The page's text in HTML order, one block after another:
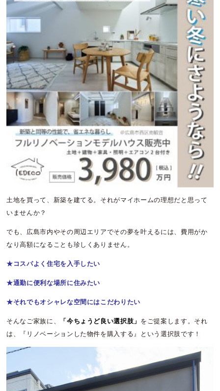
土地を買って、新築を建てる。それがマイホームの理想だと思って
いませんか？
でも、広島市内やその周辺エリアでその夢を叶えるには、費用がか
なり高額になることも珍しくありません。
★コスパよく住宅を入手したい
★通勤に便利な場所に住みたい
★それでもオシャレな空間にはこだわりたい
そんなご家族に、 「今ちょうど良い選択肢」 をご提案します。それ
は、『リノベーションした物件を購入する』という選択肢です！